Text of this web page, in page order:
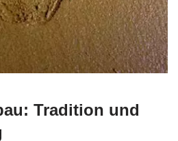
Tradition und